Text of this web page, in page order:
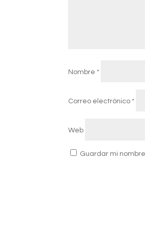
Nombre*
Correo electrónico*
Web
Guardar mi